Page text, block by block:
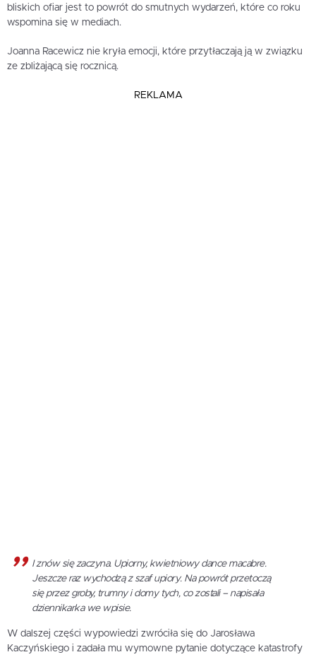
bliskich ofiar jest to powrót do smutnych wydarzeń, które co roku
wspomina się w mediach.
Joanna Racewicz nie kryła emocji, które przytłaczają ją w związku
ze zbliżającą się rocznicą.
REKLAMA
I znów się zaczyna. Upiorny, kwietniowy dance macabre.
Jeszcze raz wychodzą z szaf upiory. Na powrót przetoczą
się przez groby, trumny i domy tych, co zostali – napisała
dziennikarka we wpisie.
W dalszej części wypowiedzi zwróciła się do Jarosława
Kaczyńskiego i zadała mu wymowne pytanie dotyczące katastrofy